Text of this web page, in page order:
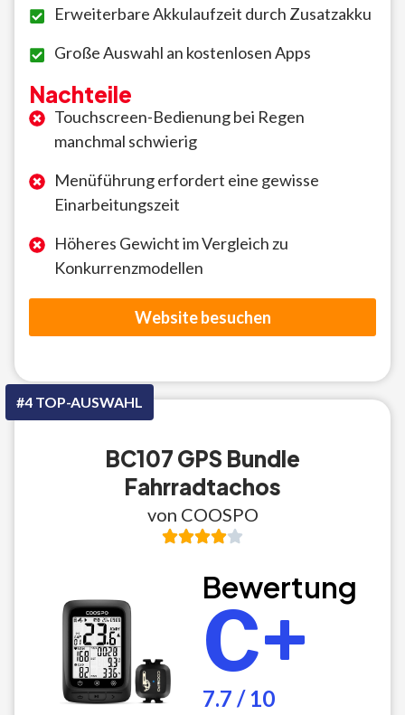
Erweiterbare Akkulaufzeit durch Zusatzakku
Große Auswahl an kostenlosen Apps
Nachteile
Touchscreen-Bedienung bei Regen
manchmal schwierig
Menüführung erfordert eine gewisse
Einarbeitungszeit
Höheres Gewicht im Vergleich zu
Konkurrenzmodellen
Website besuchen
#4 TOP-AUSWAHL
BC107 GPS Bundle
Fahrradtachos
von COOSPO
Bewertung
C+
7.7 / 10